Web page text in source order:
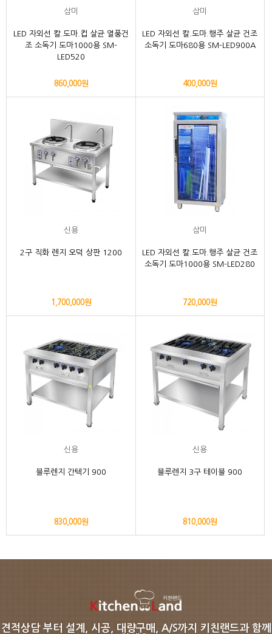
삼미
LED 자외선 칼.도마.컵 살균 열풍건
조 소독기 도마1000용 SM-
LED520
860,000원
삼미
LED 자외선 칼.도마.행주 살균 건조
소독기 도마680용 SM-LED900A
400,000원
신용
2구 직화 렌지 오덕 상판 1200
1,700,000원
삼미
LED 자외선 칼.도마.행주 살균 건조
소독기 도마1000용 SM-LED280
720,000원
신용
블루렌지 간텍기 900
830,000원
신용
블루렌지 3구 테이블 900
810,000원
견적상담 부터 설계, 시공, 대량구매, A/S까지 키친랜드과 함께